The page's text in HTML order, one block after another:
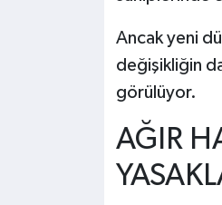
Ancak yeni
değişikliğin
görülüyor.
AĞIR